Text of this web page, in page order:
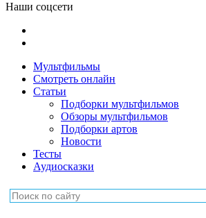
Наши соцсети
Мультфильмы
Смотреть онлайн
Статьи
Подборки мультфильмов
Обзоры мультфильмов
Подборки артов
Новости
Тесты
Аудиосказки